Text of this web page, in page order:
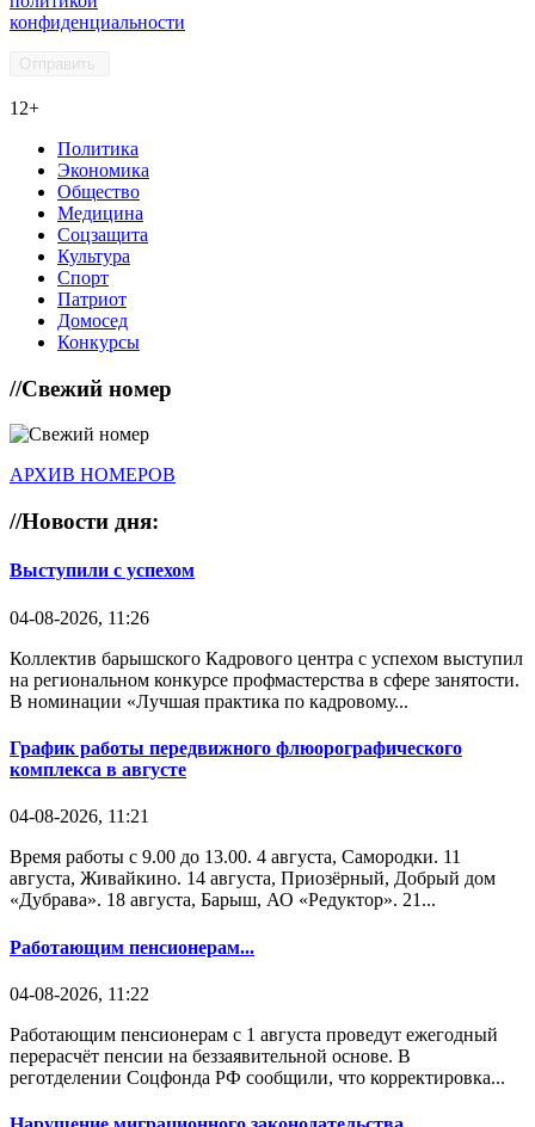
конфиденциальности
12+
Политика
Экономика
Общество
Медицина
Соцзащита
Культура
Спорт
Патриот
Домосед
Конкурсы
//Свежий номер
АРХИВ НОМЕРОВ
//Новости дня:
Выступили с успехом
04-08-2026, 11:26
Коллектив барышского Кадрового центра с успехом выступил
на региональном конкурсе профмастерства в сфере занятости.
В номинации «Лучшая практика по кадровому...
График работы передвижного флюорографического
комплекса в августе
04-08-2026, 11:21
Время работы с 9.00 до 13.00. 4 августа, Самородки. 11
августа, Живайкино. 14 августа, Приозёрный, Добрый дом
«Дубрава». 18 августа, Барыш, АО «Редуктор». 21...
Работающим пенсионерам...
04-08-2026, 11:22
Работающим пенсионерам с 1 августа проведут ежегодный
перерасчёт пенсии на беззаявительной основе. В
реготделении Соцфонда РФ сообщили, что корректировка...